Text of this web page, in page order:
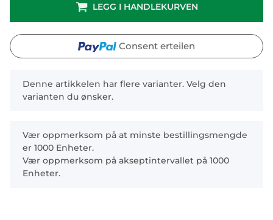
LEGG I HANDLEKURVEN
Consent erteilen
x
Denne artikkelen har flere varianter. Velg den
varianten du ønsker.
x
Vær oppmerksom på at minste bestillingsmengde
er 1000 Enheter.
Vær oppmerksom på akseptintervallet på 1000
Enheter.